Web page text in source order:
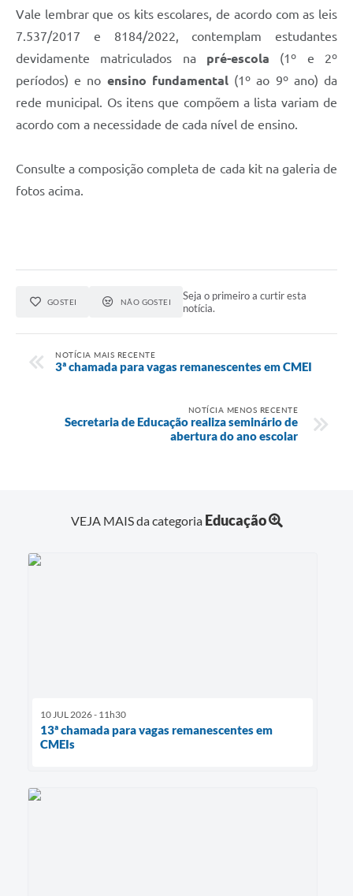
Vale lembrar que os kits escolares, de acordo com as leis
7.537/2017 e 8184/2022, contemplam estudantes
devidamente matriculados na pré-escola (1º e 2º
períodos) e no ensino fundamental (1º ao 9º ano) da
rede municipal. Os itens que compõem a lista variam de
acordo com a necessidade de cada nível de ensino.
Consulte a composição completa de cada kit na galeria de
fotos acima.
GOSTEI NÃO GOSTEI
Seja o primeiro a curtir esta
notícia.
NOTÍCIA MAIS RECENTE
3ª chamada para vagas remanescentes em CMEI
NOTÍCIA MENOS RECENTE
Secretaria de Educação realiza seminário de
abertura do ano escolar
VEJA MAIS da categoria Educação
10 JUL 2026 - 11h30
13ª chamada para vagas remanescentes em
CMEIs